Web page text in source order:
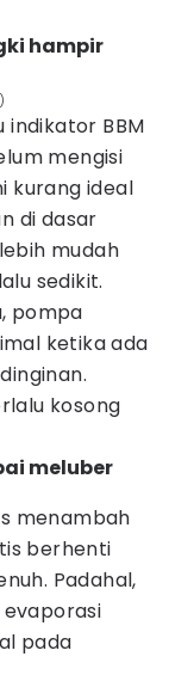
hampir
indikator BBM
mengisi
kurang ideal
di dasar
mudah
sedikit.
pompa
ketika ada
kosong
meluber
menambah
berhenti
Padahal,
pada